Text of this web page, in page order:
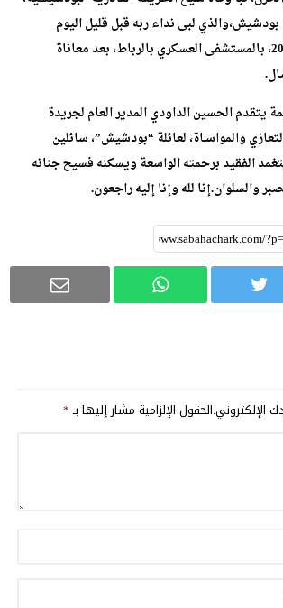
لبى نداء ربه قبل قليل اليوم
الجمعة 08 غشت 2025، بالمستشفى العسكري بالرباط، بعد معاناة
يتقدم الحسين الداودي المدير العام لجريدة
والمواسـاة، لعائلة “بودشيش”، سائلين
الفقيد برحمته الواسعة ويسكنه فسيح جنانه
والسلوان.إنا لله وإنا إليه راجعون.
الإلكتروني.الحقول الإلزامية مشار إليها بـ*